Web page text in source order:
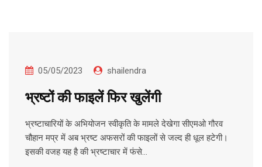
05/05/2023 shailendra
भ्रष्टों की फाइलें फिर खुलेंगी
भ्रष्टाचारियों के अभियोजन स्वीकृति के मामले देखेगा सीएमओ गौरव
चौहान मप्र में अब भ्रष्ट अफसरों की फाइलों से जल्द ही धूल हटेगी।
इसकी वजह यह है की भ्रष्टाचार में फंसे…